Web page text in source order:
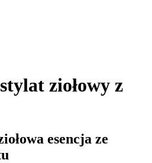
ziołowy z
esencja ze